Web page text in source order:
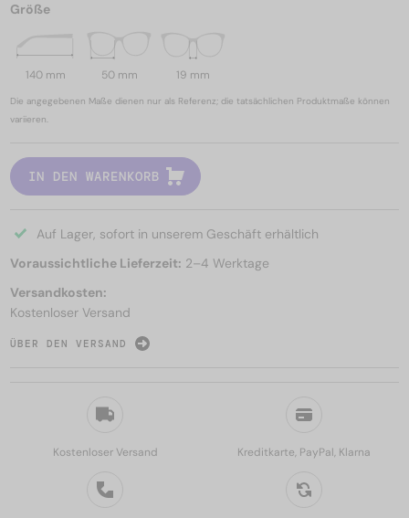
Kostenloser Versand Kreditkarte, PayPal, Klarna
Größe
140 mm 50 mm 19 mm
Die angegebenen Maße dienen nur als Referenz; die tatsächlichen Produktmaße können
variieren.
IN DEN WARENKORB
Auf Lager, sofort in unserem Geschäft erhältlich
Voraussichtliche Lieferzeit: 2–4 Werktage
Versandkosten:
Kostenloser Versand
ÜBER DEN VERSAND